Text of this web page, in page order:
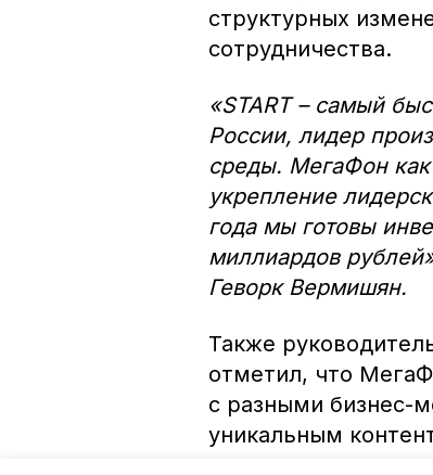
структурных
сотрудничества.
«START – самый
России, лидер
среды. МегаФон
укрепление
года мы готовы
миллиардов
Геворк Вермишян.
Также
отметил, что
с разными бизнес-
уникальным